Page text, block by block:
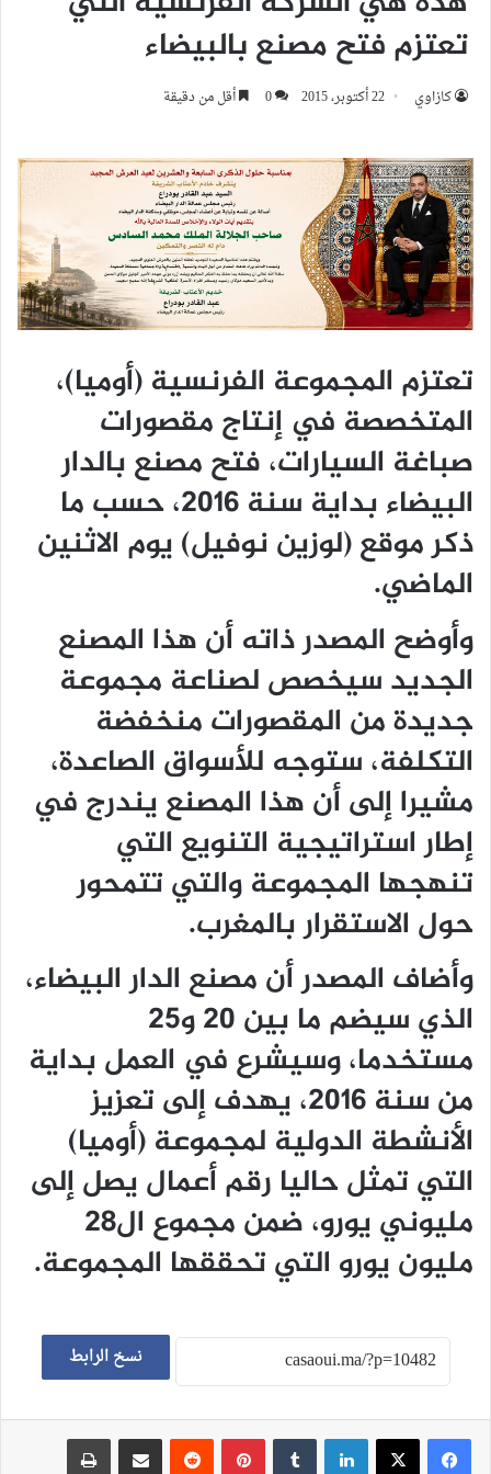
تعتزم فتح مصنع بالبيضاء
كازاوي 22 أكتوبر، 2015 0 أقل من دقيقة
تعتزم المجموعة الفرنسية (أوميا)،
المتخصصة في إنتاج مقصورات
صباغة السيارات، فتح مصنع بالدار
البيضاء بداية سنة 2016، حسب ما
ذكر موقع (لوزين نوفيل) يوم الاثنين
الماضي.
وأوضح المصدر ذاته أن هذا المصنع
الجديد سيخصص لصناعة مجموعة
جديدة من المقصورات منخفضة
التكلفة، ستوجه للأسواق الصاعدة،
مشيرا إلى أن هذا المصنع يندرج في
إطار استراتيجية التنويع التي
تنهجها المجموعة والتي تتمحور
حول الاستقرار بالمغرب.
وأضاف المصدر أن مصنع الدار البيضاء،
الذي سيضم ما بين 20 و25
مستخدما، وسيشرع في العمل بداية
من سنة 2016، يهدف إلى تعزيز
الأنشطة الدولية لمجموعة (أوميا)
التي تمثل حاليا رقم أعمال يصل إلى
مليوني يورو، ضمن مجموع ال28
مليون يورو التي تحققها المجموعة.
نسخ الرابط
لينكدإن بينتيريست